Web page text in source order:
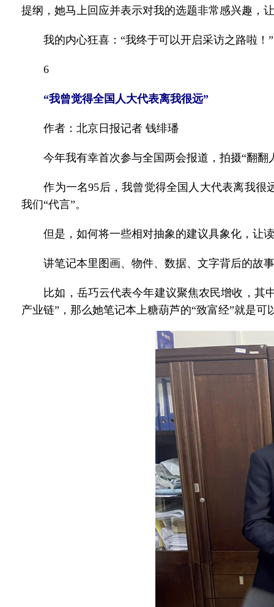
提纲，她马上回应并表示对我的选题非常感兴趣，
我的内心狂喜：“我终于可以开启采访之路啦！”
6
“我曾觉得全国人大代表离我很远”
作者：北京日报记者 钱绯璠
今年我有幸首次参与全国两会报道，拍摄“翻翻
作为一名95后，我曾觉得全国人大代表离我很
我们“代言”。
但是，如何将一些相对抽象的建议具象化，让
讲笔记本里图画、物件、数据、文字背后的故
比如，岳巧云代表今年建议聚焦农民增收，其中
产业链”，那么她笔记本上糖葫芦的“致富经”就是可